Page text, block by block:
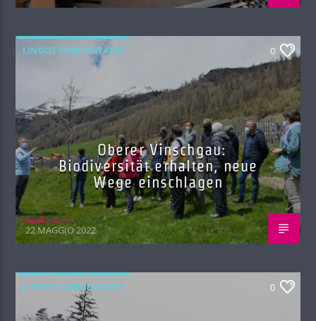
LINGUE COMUNITARIE 0
Oberer Vinschgau:
Biodiversität erhalten, neue
Wege einschlagen
Red.azione
22 MAGGIO 2022
LINGUE COMUNITARIE 0